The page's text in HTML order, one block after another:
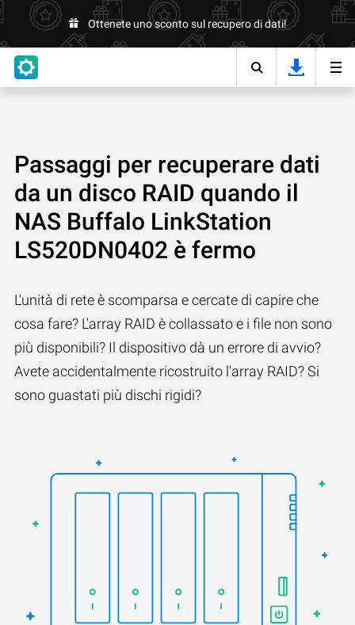
Ottenete uno sconto sul recupero di dati!
Passaggi per recuperare dati
da un disco RAID quando il
NAS Buffalo LinkStation
LS520DN0402 è fermo
L'unità di rete è scomparsa e cercate di capire che
cosa fare? L'array RAID è collassato e i file non sono
più disponibili? Il dispositivo dà un errore di avvio?
Avete accidentalmente ricostruito l'array RAID? Si
sono guastati più dischi rigidi?